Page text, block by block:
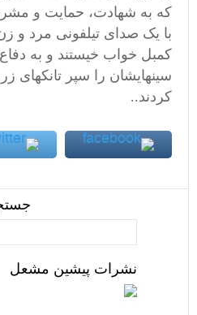
که به شهادت، حمایت و
با یک صدای تیلفونی مرد و
کمبل خواب خیستند و به
سینهایشان را سپر تانکهای
کردند..
نشرات پیشین مشعل